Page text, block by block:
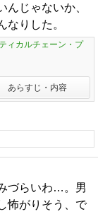
んじゃないか、
なりした。
ィカルチェーン・プ
あらすじ・内容
づらいわ…。男
怖がりそう、で